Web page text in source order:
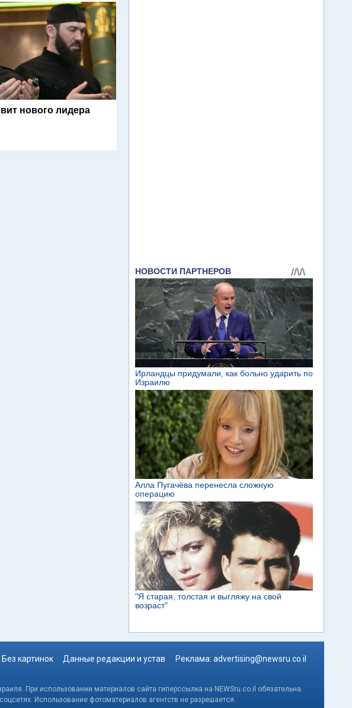
нового лидера
Без картинок Данные редакции и устав Реклама: advertising@newsru.co.il
При использовании материалов сайта гиперссылка на NEWSru.co.il обязательна.
Использование фотоматериалов агентств не разрешается.